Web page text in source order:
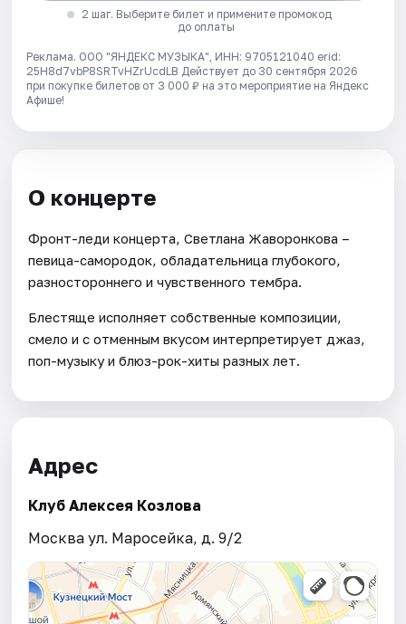
2 шаг. Выберите билет и примените промокод
до оплаты
Реклама. ООО "ЯНДЕКС МУЗЫКА", ИНН: 9705121040 erid:
25H8d7vbP8SRTvHZrUcdLB Действует до 30 сентября 2026
при покупке билетов от 3 000 ₽ на это мероприятие на Яндекс
Афише!
О концерте
Фронт-леди концерта, Светлана Жаворонкова –
певица-самородок, обладательница глубокого,
разностороннего и чувственного тембра.
Блестяще исполняет собственные композиции,
смело и с отменным вкусом интерпретирует джаз,
поп-музыку и блюз-рок-хиты разных лет.
Адрес
Клуб Алексея Козлова
Москва ул. Маросейка, д. 9/2